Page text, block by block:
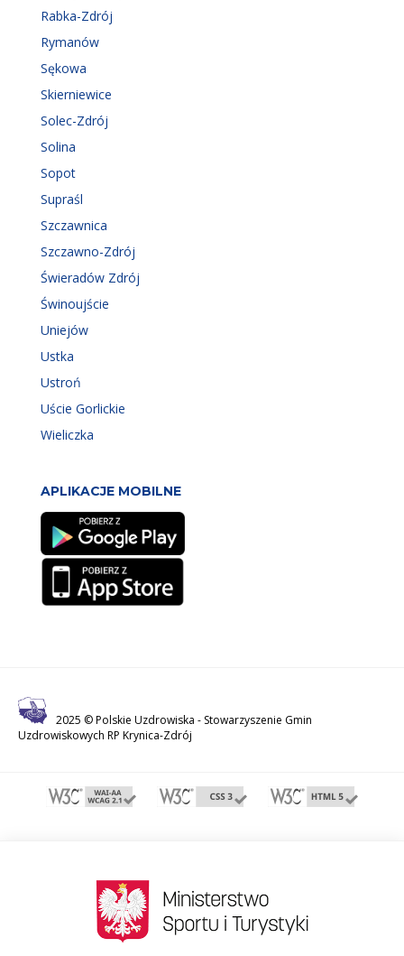
Rabka-Zdrój
Rymanów
Sękowa
Skierniewice
Solec-Zdrój
Solina
Sopot
Supraśl
Szczawnica
Szczawno-Zdrój
Świeradów Zdrój
Świnoujście
Uniejów
Ustka
Ustroń
Uście Gorlickie
Wieliczka
APLIKACJE MOBILNE
2025 © Polskie Uzdrowiska - Stowarzyszenie Gmin
Uzdrowiskowych RP Krynica-Zdrój